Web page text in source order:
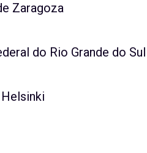
Zaragoza
do Rio Grande do Sul